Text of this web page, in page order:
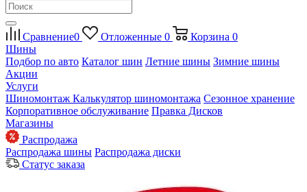
Сравнение0 Отложенные 0 Корзина 0
Шины
Подбор по авто Каталог шин Летние шины Зимние шины
Акции
Услуги
Шиномонтаж Калькулятор шиномонтажа Сезонное хранение
Корпоративное обслуживание Правка Дисков
Магазины
Распродажа
Распродажа шины Распродажа диски
Статус заказа